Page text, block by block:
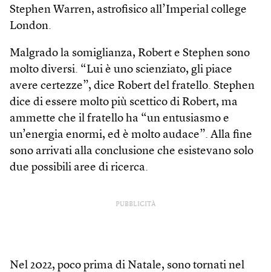
Stephen Warren, astrofisico all’Imperial college
London.
Malgrado la somiglianza, Robert e Stephen sono
molto diversi. “Lui è uno scienziato, gli piace
avere certezze”, dice Robert del fratello. Stephen
dice di essere molto più scettico di Robert, ma
ammette che il fratello ha “un entusiasmo e
un’energia enormi, ed è molto audace”. Alla fine
sono arrivati alla conclusione che esistevano solo
due possibili aree di ricerca.
PUBBLICITÀ
Nel 2022, poco prima di Natale, sono tornati nel